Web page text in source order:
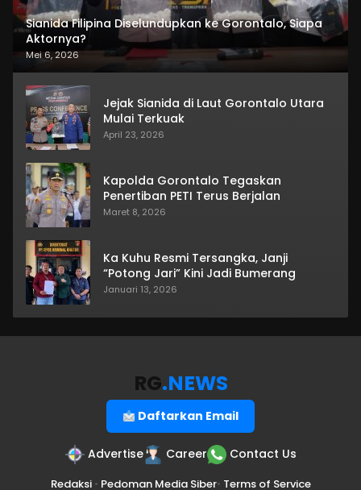
Sianida Filipina Diselundupkan ke Gorontalo, Siapa
Aktornya?
Mei 6, 2026
Jejak Sianida di Laut Gorontalo Utara
Mulai Terkuak
April 23, 2026
Kapolda Gorontalo Tegaskan
Penertiban PETI Terus Berjalan
Maret 8, 2026
Ka Kuhu Resmi Tersangka, Janji
“Potong Jari” Kini Jadi Bumerang
Januari 13, 2026
RG.NEWS
Daftarkan Email
Advertise Career Contact Us
Redaksi• Pedoman Media Siber• Terms of Service